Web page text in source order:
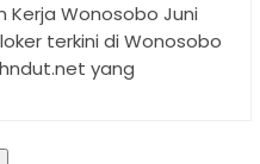
Kerja Wonosobo Juni
terkini di Wonosobo
yang